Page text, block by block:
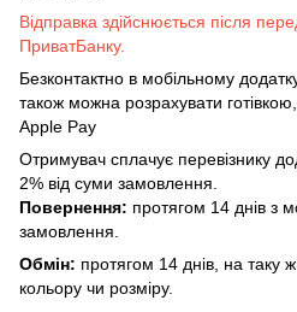
Відправка здійснюється після
ПриватБанку.
Безконтактно в мобільному
також можна розрахувати
Apple Pay
Отримувач сплачує перевізнику
2% від суми замовлення.
Повернення: протягом 14 днів з
замовлення.
Обмін: протягом 14 днів, на таку
кольору чи розміру.